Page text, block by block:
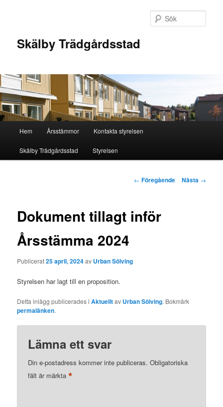
Skälby Trädgårdsstad
Hem Årsstämmor Kontakta styrelsen
Skälby Trädgårdsstad Styrelsen
Inläggsnavigering
← Föregående Nästa →
Dokument tillagt inför
Årsstämma 2024
Publicerat25 april, 2024av Urban Sölving
Styrelsen har lagt till en proposition.
Detta inlägg publicerades iAktuelltav Urban Sölving. Bokmärk
permalänken.
Lämna ett svar
Din e-postadress kommer inte publiceras. Obligatoriska
fält är märkta*